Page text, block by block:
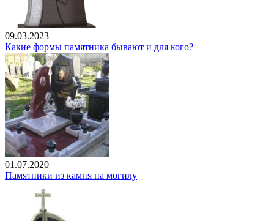
09.03.2023
Какие формы памятника бывают и для кого?
01.07.2020
Памятники из камня на могилу